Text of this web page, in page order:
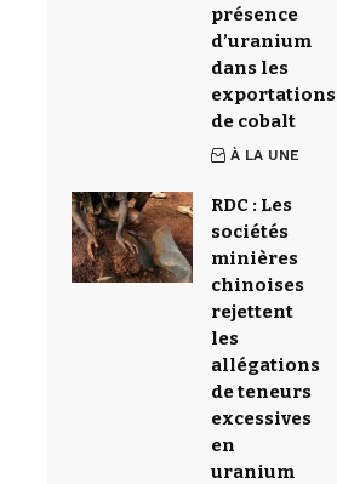
présence
d’uranium
dans les
exportations
de cobalt
À LA UNE
RDC : Les
sociétés
minières
chinoises
rejettent
les
allégations
de teneurs
excessives
en
uranium